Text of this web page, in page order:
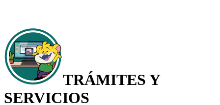
TRÁMITES Y
SERVICIOS